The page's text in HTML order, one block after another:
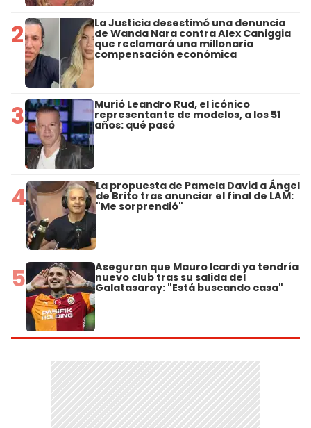
2 La Justicia desestimó una denuncia
de Wanda Nara contra Alex Caniggia
que reclamará una millonaria
compensación económica
3 Murió Leandro Rud, el icónico
representante de modelos, a los 51
años: qué pasó
4 La propuesta de Pamela David a Ángel
de Brito tras anunciar el final de LAM:
"Me sorprendió"
5 Aseguran que Mauro Icardi ya tendría
nuevo club tras su salida del
Galatasaray: "Está buscando casa"